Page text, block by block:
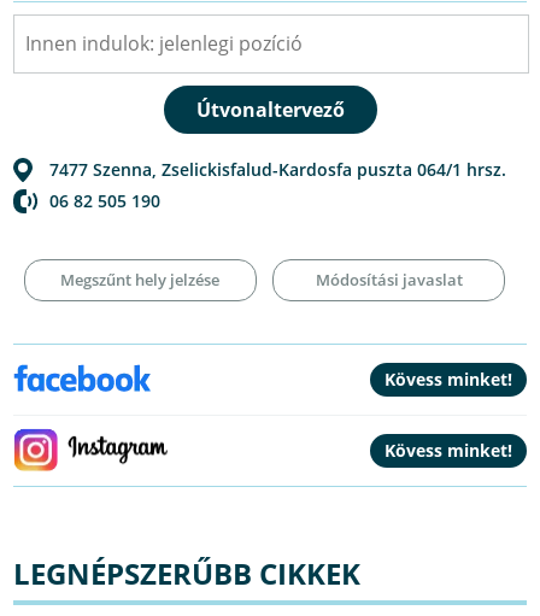
7477 Szenna,Zselickisfalud-Kardosfa puszta 064/1 hrsz.
06 82 505 190
Megszűnt hely jelzése Módosítási javaslat
LEGNÉPSZERŰBB CIKKEK